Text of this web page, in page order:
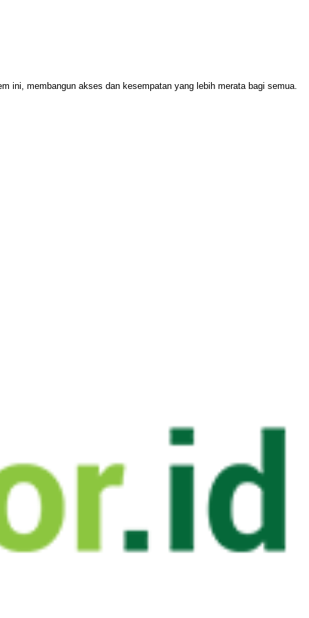
ini, membangun akses dan kesempatan yang lebih merata bagi semua.